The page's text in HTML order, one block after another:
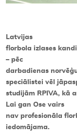
Latvijas
florbola izlases
– pēc
darbadienas
speciālistei vēl
studijām RPIVA, kā
Lai gan Ose vairs
nav profesionāla
iedomājama.